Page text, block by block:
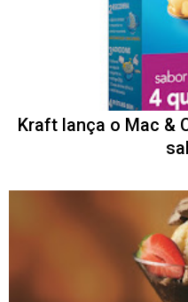
Kraft lança o Mac &